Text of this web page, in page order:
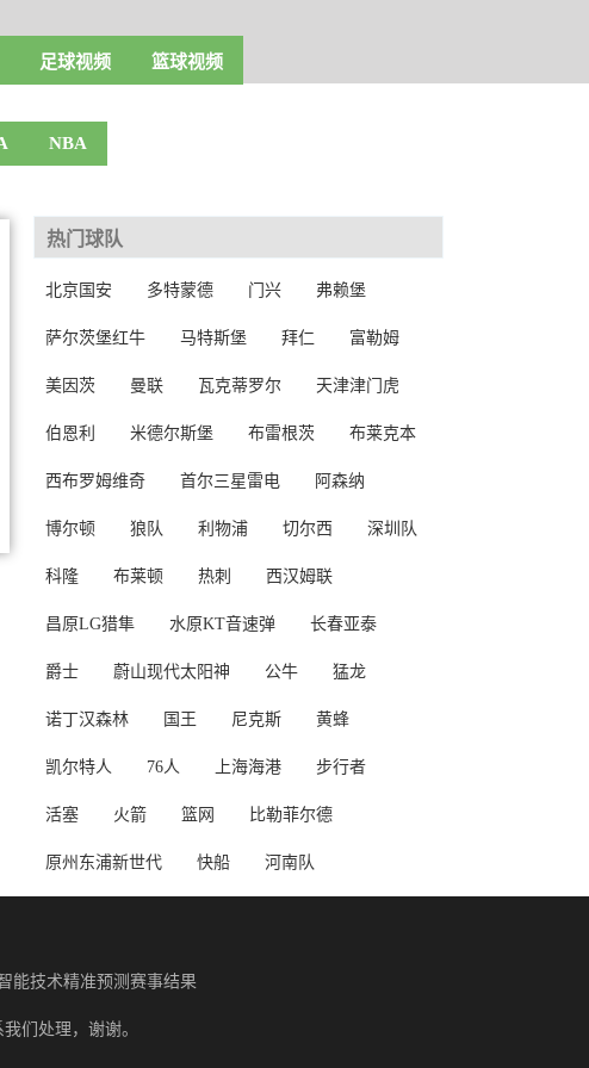
足球视频 篮球视频
NBA
热门球队
北京国安 多特蒙德 门兴 弗赖堡
萨尔茨堡红牛 马特斯堡 拜仁 富勒姆
美因茨 曼联 瓦克蒂罗尔 天津津门虎
伯恩利 米德尔斯堡 布雷根茨 布莱克本
西布罗姆维奇 首尔三星雷电 阿森纳
博尔顿 狼队 利物浦 切尔西 深圳队
科隆 布莱顿 热刺 西汉姆联
昌原LG猎隼 水原KT音速弹 长春亚泰
爵士 蔚山现代太阳神 公牛 猛龙
诺丁汉森林 国王 尼克斯 黄蜂
凯尔特人 76人 上海海港 步行者
活塞 火箭 篮网 比勒菲尔德
原州东浦新世代 快船 河南队
能技术精准预测赛事结果
们处理，谢谢。